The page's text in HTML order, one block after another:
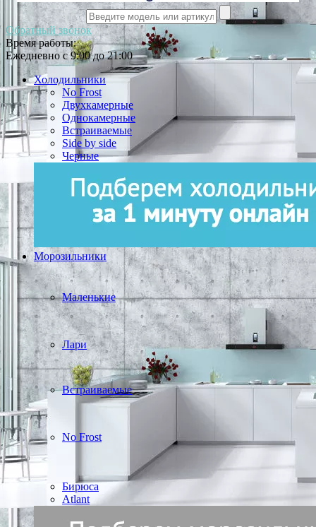
Обратный звонок
Время работы:
Ежедневно с 9:00 до 21:00
Холодильники
No Frost
Двухкамерные
Однокамерные
Встраиваемые
Side by side
Черные
Морозильники
Маленькие
Лари
Встраиваемые
No Frost
Бирюса
Atlant